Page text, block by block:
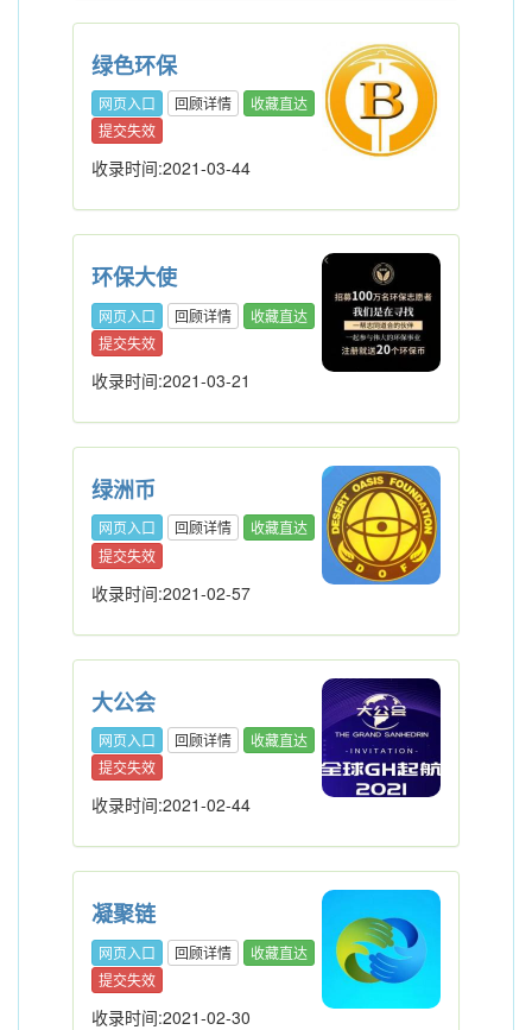
绿色环保
网页入口 回顾详情
收藏直达
提交失效
收录时间:2021-03-44
环保大使
网页入口 回顾详情
收藏直达
提交失效
收录时间:2021-03-21
绿洲币
网页入口 回顾详情
收藏直达
提交失效
收录时间:2021-02-57
大公会
网页入口 回顾详情
收藏直达
提交失效
收录时间:2021-02-44
凝聚链
网页入口 回顾详情
收藏直达
提交失效
收录时间:2021-02-30